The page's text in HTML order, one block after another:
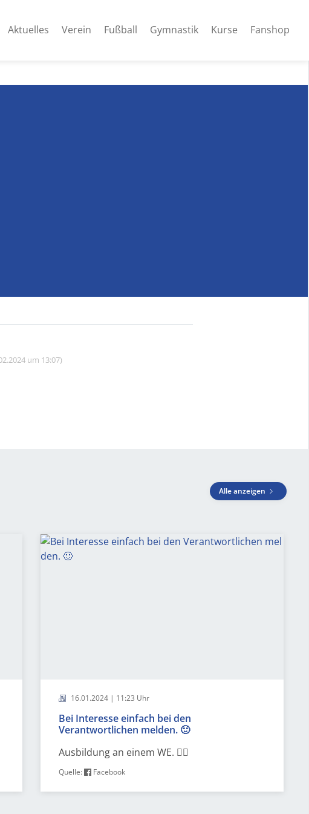
Aktuelles Verein Fußball Gymnastik Kurse Fanshop
um 13:07)
Alle anzeigen
16.01.2024 | 11:23 Uhr
Bei Interesse einfach bei den
Verantwortlichen melden. 🙂
Ausbildung an einem WE. 👍🏻
Quelle: Facebook